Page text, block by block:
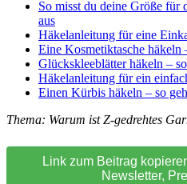
So misst du deine Größe für
aus
Häkelanleitung für eine
Eine Kosmetiktasche häkeln
Glückskleeblätter häkeln – so
Häkelanleitung für ein
Einen Kürbis häkeln – so
Thema: Warum ist Z-gedrehtes
Link zum Beitrag
Newsletter,